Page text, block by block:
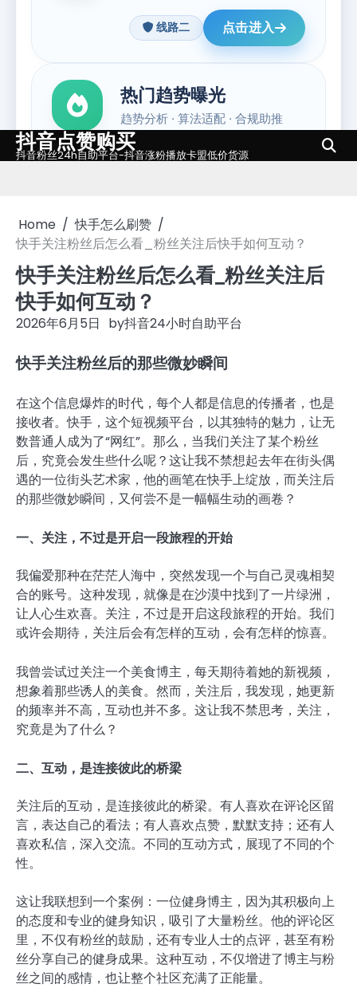
Skip
to
抖音点赞购买
抖音粉丝24h自助平台-抖音涨粉播放卡盟低价货源
Home
快手怎么刷赞
快手关注粉丝后怎么看_粉丝关注后快手如何互动？
快手关注粉丝后怎么看_粉丝关注后
快手如何互动？
2026年6月5日 by抖音24小时自助平台
快手关注粉丝后的那些微妙瞬间
在这个信息爆炸的时代，每个人都是信息的传播者，也是
接收者。快手，这个短视频平台，以其独特的魅力，让无
数普通人成为了“网红”。那么，当我们关注了某个粉丝
后，究竟会发生些什么呢？这让我不禁想起去年在街头偶
遇的一位街头艺术家，他的画笔在快手上绽放，而关注后
的那些微妙瞬间，又何尝不是一幅幅生动的画卷？
一、关注，不过是开启一段旅程的开始
我偏爱那种在茫茫人海中，突然发现一个与自己灵魂相契
合的账号。这种发现，就像是在沙漠中找到了一片绿洲，
让人心生欢喜。关注，不过是开启这段旅程的开始。我们
或许会期待，关注后会有怎样的互动，会有怎样的惊喜。
我曾尝试过关注一个美食博主，每天期待着她的新视频，
想象着那些诱人的美食。然而，关注后，我发现，她更新
的频率并不高，互动也并不多。这让我不禁思考，关注，
究竟是为了什么？
二、互动，是连接彼此的桥梁
关注后的互动，是连接彼此的桥梁。有人喜欢在评论区留
言，表达自己的看法；有人喜欢点赞，默默支持；还有人
喜欢私信，深入交流。不同的互动方式，展现了不同的个
性。
这让我联想到一个案例：一位健身博主，因为其积极向上
的态度和专业的健身知识，吸引了大量粉丝。他的评论区
里，不仅有粉丝的鼓励，还有专业人士的点评，甚至有粉
丝分享自己的健身成果。这种互动，不仅增进了博主与粉
丝之间的感情，也让整个社区充满了正能量。